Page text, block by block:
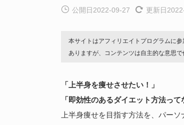
公開日2022-09-27 更新日
本サイトはアフィリエイトプログラムに
ありますが、コンテンツは自主的な意思で
「上半身を痩せさせたい！」
「即効性のあるダイエット方法って
上半身痩せを目指す方法を、パー